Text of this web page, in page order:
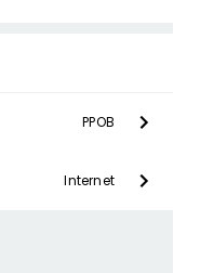
PPOB
Internet